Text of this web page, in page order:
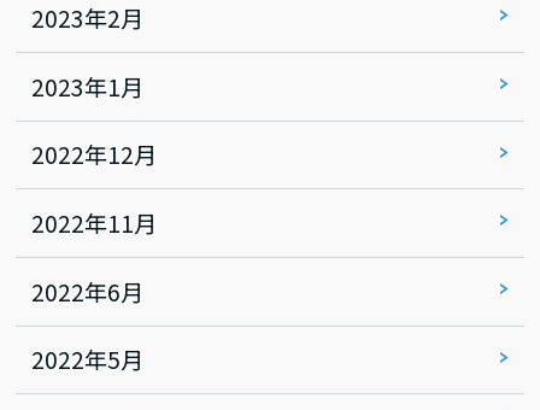
2023年2月
2023年1月
2022年12月
2022年11月
2022年6月
2022年5月